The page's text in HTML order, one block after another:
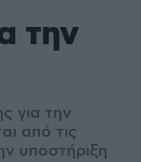
την
για την
από τις
υποστήριξη